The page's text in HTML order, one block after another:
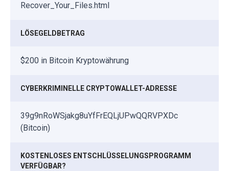
Recover_Your_Files.html
LÖSEGELDBETRAG
$200 in Bitcoin Kryptowährung
CYBERKRIMINELLE CRYPTOWALLET-ADRESSE
39g9nRoWSjakg8uYfFrEQLjUPwQQRVPXDc
(Bitcoin)
KOSTENLOSES ENTSCHLÜSSELUNGSPROGRAMM
VERFÜGBAR?